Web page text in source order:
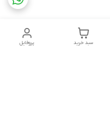
پروفایل سبد خرید